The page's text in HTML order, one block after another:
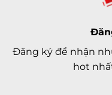
Đăng ký để nhận
hot